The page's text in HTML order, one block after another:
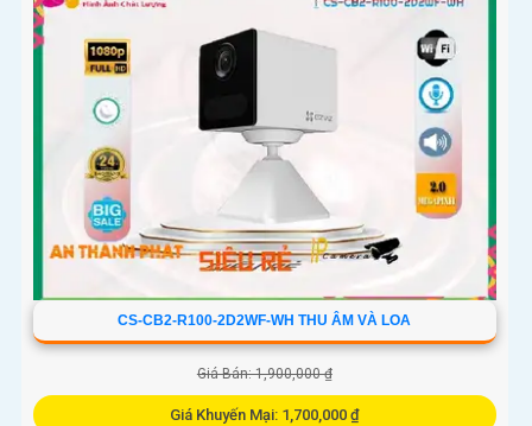
CS-CB2-R100-2D2WF-WH THU ÂM VÀ LOA
Giá Bán: 1,900,000 ₫
Giá Khuyến Mại: 1,700,000 ₫